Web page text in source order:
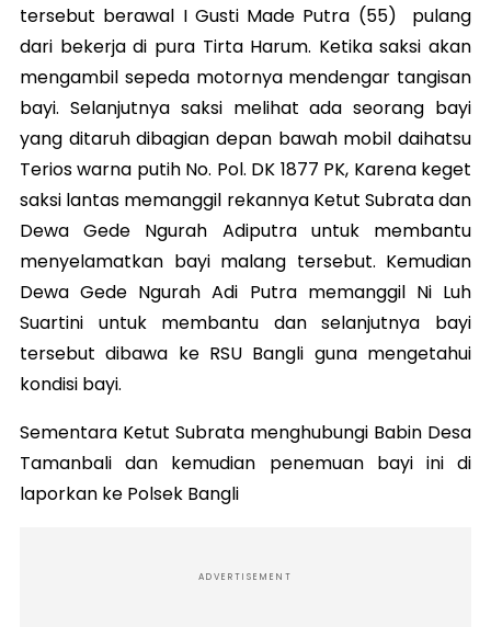
tersebut berawal I Gusti Made Putra (55) pulang
dari bekerja di pura Tirta Harum. Ketika saksi akan
mengambil sepeda motornya mendengar tangisan
bayi. Selanjutnya saksi melihat ada seorang bayi
yang ditaruh dibagian depan bawah mobil daihatsu
Terios warna putih No. Pol. DK 1877 PK, Karena keget
saksi lantas memanggil rekannya Ketut Subrata dan
Dewa Gede Ngurah Adiputra untuk membantu
menyelamatkan bayi malang tersebut. Kemudian
Dewa Gede Ngurah Adi Putra memanggil Ni Luh
Suartini untuk membantu dan selanjutnya bayi
tersebut dibawa ke RSU Bangli guna mengetahui
kondisi bayi.
Sementara Ketut Subrata menghubungi Babin Desa
Tamanbali dan kemudian penemuan bayi ini di
laporkan ke Polsek Bangli
ADVERTISEMENT